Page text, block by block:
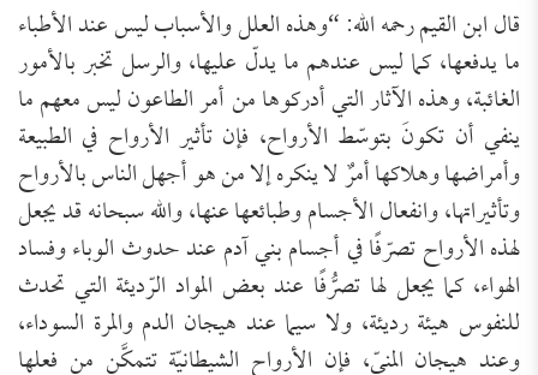
قال ابن القيم رحمه الله: “‌وهذه ‌العلل ‌والأسباب ‌ليس ‌عند ‌الأطباء
ما يدفعها، كما ليس عندهم ما يدلّ عليها، والرسل تخبر بالأمور
الغائبة، وهذه الآثار التي أدركوها من أمر الطاعون ليس معهم ما
ينفي أن تكونَ بتوسّط الأرواح، فإن تأثير الأرواح في الطبيعة
وأمراضها وهلاكها أمرٌ لا ينكره إلا من هو أجهل الناس بالأرواح
وتأثيراتها، وانفعال الأجسام وطبائعها عنها، والله سبحانه قد يجعل
لهذه الأرواح تصرّفًا في أجسام بني آدم عند حدوث الوباء وفساد
الهواء، كما يجعل لها تصرُّفًا عند بعض المواد الرّديئة التي تحدث
للنفوس هيئة رديئة، ولا سيما عند هيجان الدم والمرة السوداء،
وعند هيجان المنيّ، فإن الأرواح الشيطانيّة تتمكَّن من فعلها